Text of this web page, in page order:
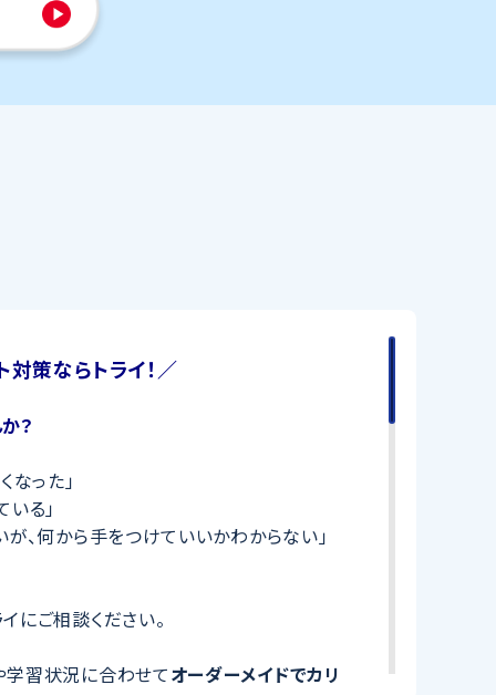
策ならトライ！／
？
なった」
る」
、何から手をつけていいかわからない」
にご相談ください。
習状況に合わせてオーダーメイドでカリ